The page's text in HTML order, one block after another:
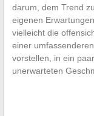
darum, dem Trend
eigenen
vielleicht die
einer
vorstellen, in ein
unerwarteten